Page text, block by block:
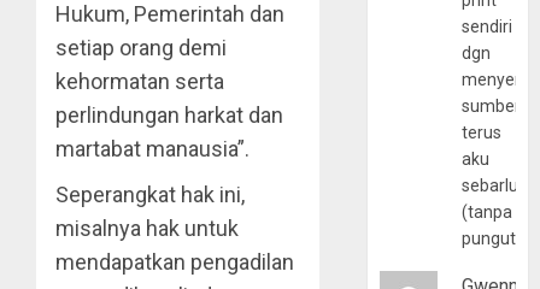
Hukum, Pemerintah dan
setiap orang demi
kehormatan serta
perlindungan harkat dan
martabat manausia”.
Seperangkat hak ini,
misalnya hak untuk
mendapatkan pengadilan
sendiri
dgn
sumber
terus
aku
(tanpa